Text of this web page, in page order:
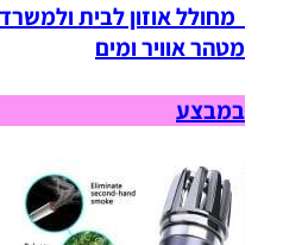
מחולל אוזון לבית
מטהר אוויר ומים
במבצע